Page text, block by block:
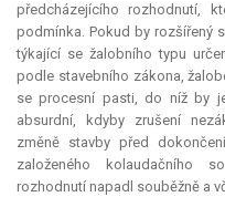
předcházejícího rozhodnutí,
podmínka. Pokud by rozšířený
týkající se žalobního typu
podle stavebního zákona,
se procesní pasti, do níž by
absurdní, kdyby zrušení
změně stavby před
založeného kolaudačního
rozhodnutí napadl souběžně a